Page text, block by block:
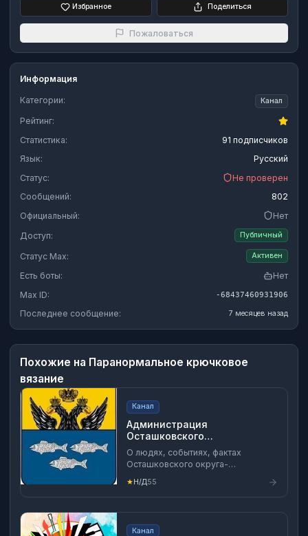
Избранное Поделиться
Пожаловаться
Информация
Категории: Канал
Рейтинг:
Статистика:
91 подписчиков
Язык:
Русский
Статус:
Не проверен
Сообщений:
802
Официальный:
Нет
Доступ:
Публичный
Статус Max: Активен
Есть боты:
Нет
Max ID:
-68437460931906
Последнее сообщение: 7 месяцев назад
Похожие на Паранормальное крючковое
вязание
Канал
Администрация
Осташковского
муниципального округа
О людях, событиях, фактах
Осташковского округа-
официально
★Н/Д55
Канал